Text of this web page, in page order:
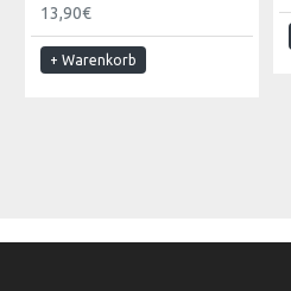
13,90€
+ Warenkorb